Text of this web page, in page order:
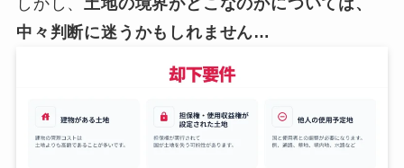
しかし、土地の境界がどこなのかについては、
中々判断に迷うかもしれません…